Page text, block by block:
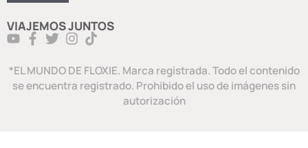
VIAJEMOS JUNTOS
*EL MUNDO DE FLOXIE. Marca registrada. Todo el contenido
se encuentra registrado. Prohibido el uso de imágenes sin
autorización